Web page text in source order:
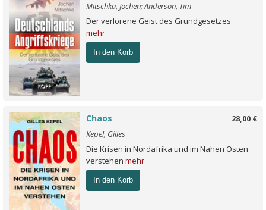
Mitschka, Jochen; Anderson, Tim
Der verlorene Geist des Grundgesetzes
mehr
In den Korb
28,00 €
Chaos
Kepel, Gilles
Die Krisen in Nordafrika und im Nahen Osten
verstehen mehr
In den Korb